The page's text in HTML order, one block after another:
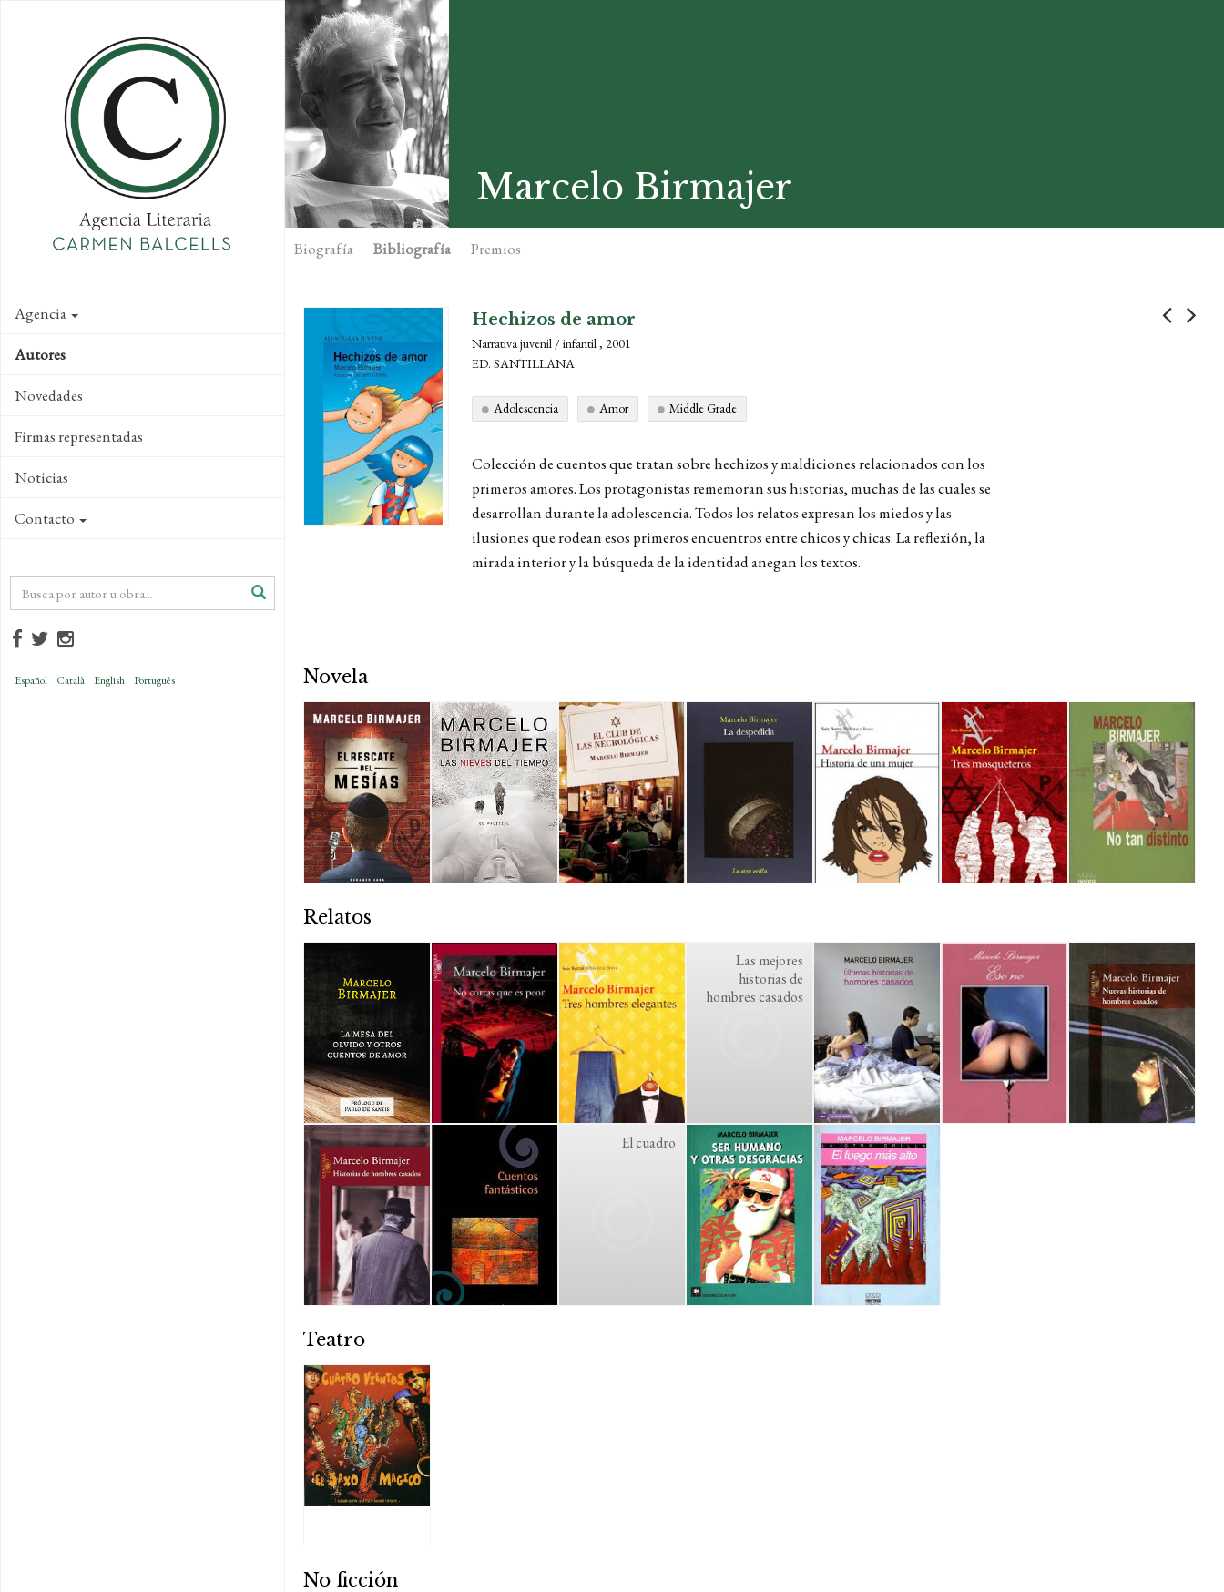
Agencia
Autores
Novedades
Firmas representadas
Noticias
Contacto
Español Català English Português
Marcelo Birmajer
Biografía Bibliografía Premios
Hechizos de amor
Narrativa juvenil / infantil , 2001
ED. SANTILLANA
Adolescencia Amor Middle Grade
Colección de cuentos que tratan sobre hechizos y maldiciones relacionados con los
primeros amores. Los protagonistas rememoran sus historias, muchas de las cuales se
desarrollan durante la adolescencia. Todos los relatos expresan los miedos y las
ilusiones que rodean esos primeros encuentros entre chicos y chicas. La reflexión, la
mirada interior y la búsqueda de la identidad anegan los textos.
Novela
Relatos
Las mejores
historias de
hombres casados
El cuadro
Teatro
No ficción